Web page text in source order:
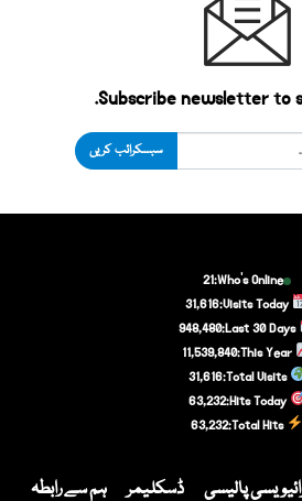
Subscribe newsletter to
سبسکرائب کریں
Who's Online:
21
Visits Today:
31,616
Last 30 Days:
948,480
11,539,840
Total Visits:
31,616
Hits Today:
63,232
Total Hits:
63,232
پالیسی ڈسکلیمر ہم سے رابطہ